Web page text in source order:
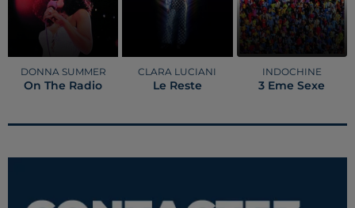
DONNA SUMMER
On The Radio
CLARA LUCIANI
Le Reste
INDOCHINE
3 Eme Sexe